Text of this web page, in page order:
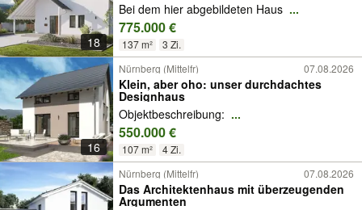
18
Bei dem hier abgebildeten Haus ...
775.000 €
137 m² 3 Zi.
16
Nürnberg (Mittelfr) 07.08.2026
Klein, aber oho: unser durchdachtes
Designhaus
Objektbeschreibung: ...
550.000 €
107 m² 4 Zi.
Nürnberg (Mittelfr) 07.08.2026
Das Architektenhaus mit überzeugenden
Argumenten